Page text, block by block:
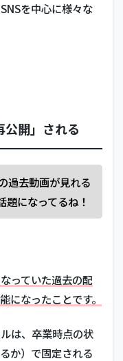
を中心に様々な
開」される
過去動画が見れる
題になってるね！
っていた過去の配
になったことです。
は、卒業時点の状
か）で固定される